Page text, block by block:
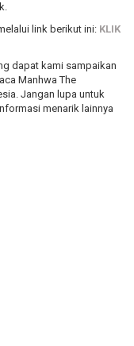
link berikut ini: KLIK
dapat kami sampaikan
Manhwa The
Jangan lupa untuk
menarik lainnya